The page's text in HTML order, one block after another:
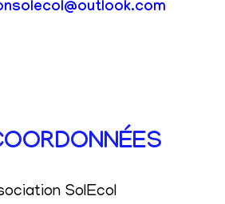
SolEcol